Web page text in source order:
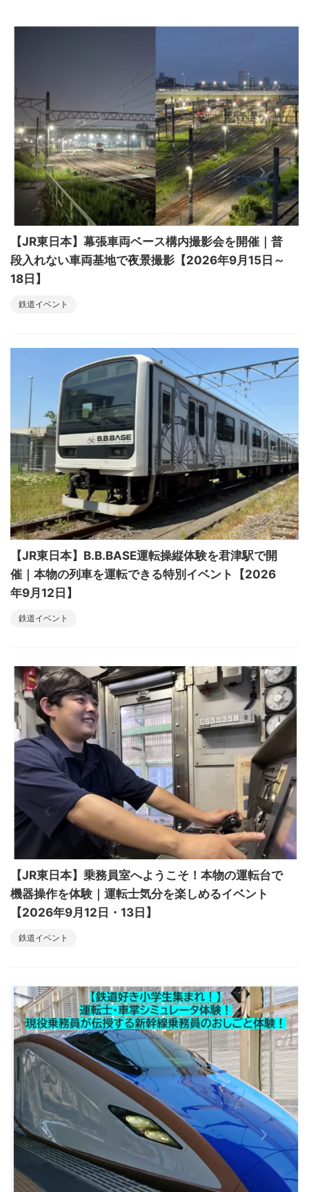
【JR東日本】幕張車両ベース構内撮影会を開催｜普
段入れない車両基地で夜景撮影【2026年9月15日～
18日】
鉄道イベント
【JR東日本】B.B.BASE運転操縦体験を君津駅で開
催｜本物の列車を運転できる特別イベント【2026
年9月12日】
鉄道イベント
【JR東日本】乗務員室へようこそ！本物の運転台で
機器操作を体験｜運転士気分を楽しめるイベント
【2026年9月12日・13日】
鉄道イベント